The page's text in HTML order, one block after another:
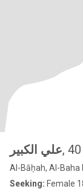
علي الكبير, 40
Al-Bāḥah, Al-Baha
Seeking: Female